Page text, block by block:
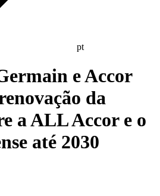
pt
e Accor
da
a ALL Accor e o
até 2030